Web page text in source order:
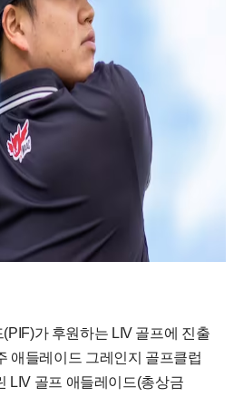
가 후원하는 LIV 골프에 진출
애들레이드 그레인지 골프클럽
LIV 골프 애들레이드(총상금